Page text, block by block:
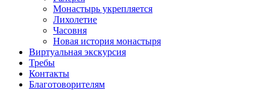
Монастырь укрепляется
Лихолетие
Часовня
Новая история монастыря
Виртуальная экскурсия
Требы
Контакты
Благотоворителям